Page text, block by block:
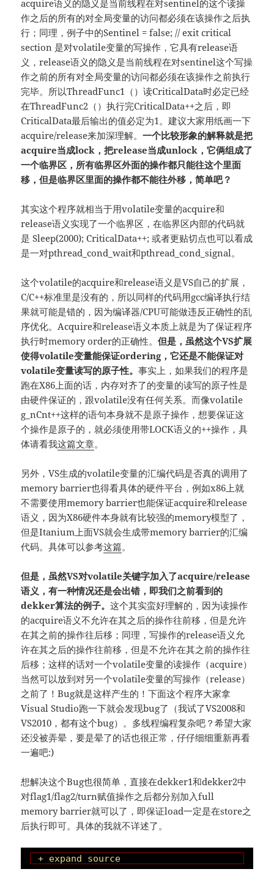
acquire语义的隐义是当前线程在对sentinel的这个读操
作之后的所有的对全局变量的访问都必须在该操作之后执
行；同理，例子中的Sentinel = false; // exit critical
section 是对volatile变量的写操作，它具有release语
义，release语义的隐义是当前线程在对sentinel这个写操
作之前的所有对全局变量的访问都必须在该操作之前执行
完毕。所以ThreadFunc1（）读CriticalData时必定已经
在ThreadFunc2（）执行完CriticalData++之后，即
CriticalData最后输出的值必定为1。建议大家用纸画一下
acquire/release来加深理解。一个比较形象的解释就是把
acquire当成lock，把release当成unlock，它俩组成了
一个临界区，所有临界区外面的操作都只能往这个里面
移，但是临界区里面的操作都不能往外移，简单吧？
其实这个程序就相当于用volatile变量的acquire和
release语义实现了一个临界区，在临界区内部的代码就
是 Sleep(2000); CriticalData++; 或者更贴切点也可以看成
是一对pthread_cond_wait和pthread_cond_signal。
这个volatile的acquire和release语义是VS自己的扩展，
C/C++标准里是没有的，所以同样的代码用gcc编译执行结
果就可能是错的，因为编译器/CPU可能做违反正确性的乱
序优化。Acquire和release语义本质上就是为了保证程序
执行时memory order的正确性。但是，虽然这个VS扩展
使得volatile变量能保证ordering，它还是不能保证对
volatile变量读写的原子性。事实上，如果我们的程序是
跑在X86上面的话，内存对齐了的变量的读写的原子性是
由硬件保证的，跟volatile没有任何关系。而像volatile
g_nCnt++这样的语句本身就不是原子操作，想要保证这
个操作是原子的，就必须使用带LOCK语义的++操作，具
体请看我这篇文章。
另外，VS生成的volatile变量的汇编代码是否真的调用了
memory barrier也得看具体的硬件平台，例如x86上就
不需要使用memory barrier也能保证acquire和release
语义，因为X86硬件本身就有比较强的memory模型了，
但是Itanium上面VS就会生成带memory barrier的汇编
代码。具体可以参考这篇。
但是，虽然VS对volatile关键字加入了acquire/release
语义，有一种情况还是会出错，即我们之前看到的
dekker算法的例子。这个其实蛮好理解的，因为读操作
的acquire语义不允许在其之后的操作往前移，但是允许
在其之前的操作往后移；同理，写操作的release语义允
许在其之后的操作往前移，但是不允许在其之前的操作往
后移；这样的话对一个volatile变量的读操作（acquire）
当然可以放到对另一个volatile变量的写操作（release）
之前了！Bug就是这样产生的！下面这个程序大家拿
Visual Studio跑一下就会发现bug了（我试了VS2008和
VS2010，都有这个bug）。多线程编程复杂吧？希望大家
还没被弄晕，要是晕了的话也很正常，仔仔细细重新再看
一遍吧:)
想解决这个Bug也很简单，直接在dekker1和dekker2中
对flag1/flag2/turn赋值操作之后都分别加入full
memory barrier就可以了，即保证load一定是在store之
后执行即可。具体的我就不详述了。
+ expand source